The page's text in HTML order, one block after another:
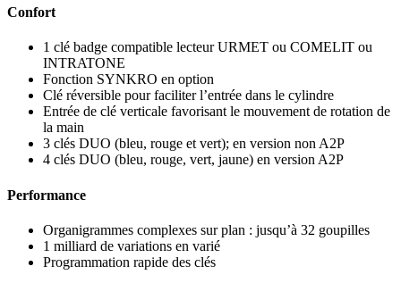
Confort
1 clé badge compatible lecteur URMET ou COMELIT ou
INTRATONE
Fonction SYNKRO en option
Clé réversible pour faciliter l’entrée dans le cylindre
Entrée de clé verticale favorisant le mouvement de rotation de
la main
3 clés DUO (bleu, rouge et vert); en version non A2P
4 clés DUO (bleu, rouge, vert, jaune) en version A2P
Performance
Organigrammes complexes sur plan : jusqu’à 32 goupilles
1 milliard de variations en varié
Programmation rapide des clés